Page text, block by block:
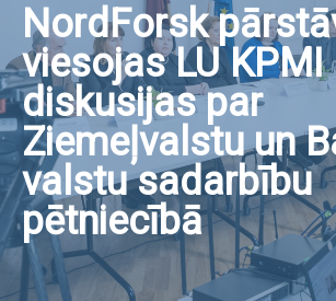
NordForsk
viesojas LU KPMI
diskusijas par
Ziemeļvalstu un
valstu sadarbību
pētniecībā